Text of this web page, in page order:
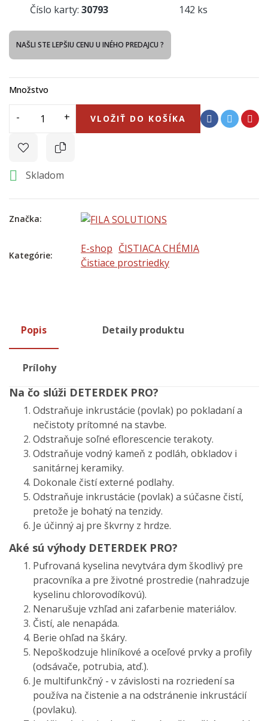
Číslo karty: 30793 142 ks
NAŠLI STE LEPŠIU CENU U INÉHO PREDAJCU ?
Množstvo
VLOŽIŤ DO KOŠÍKA
 Skladom
Značka:
Kategórie:
E-shop ČISTIACA CHÉMIA
Čistiace prostriedky
Popis Detaily produktu
Prílohy
Na čo slúži DETERDEK PRO?
Odstraňuje inkrustácie (povlak) po pokladaní a
nečistoty prítomné na stavbe.
Odstraňuje soľné eflorescencie terakoty.
Odstraňuje vodný kameň z podláh, obkladov i
sanitárnej keramiky.
Dokonale čistí externé podlahy.
Odstraňuje inkrustácie (povlak) a súčasne čistí,
pretože je bohatý na tenzidy.
Je účinný aj pre škvrny z hrdze.
Aké sú výhody DETERDEK PRO?
Pufrovaná kyselina nevytvára dym škodlivý pre
pracovníka a pre životné prostredie (nahradzuje
kyselinu chlorovodíkovú).
Nenarušuje vzhľad ani zafarbenie materiálov.
Čistí, ale nenapáda.
Berie ohľad na škáry.
Nepoškodzuje hliníkové a oceľové prvky a profily
(odsávače, potrubia, atď.).
Je multifunkčný - v závislosti na rozriedení sa
používa na čistenie a na odstránenie inkrustácií
(povlaku).